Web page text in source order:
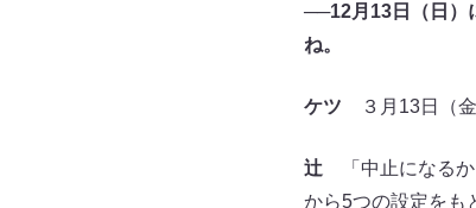
──12月13日（日）
ね。
ケツ ３月13日（金
辻「中止になるか
から5つの設定をも